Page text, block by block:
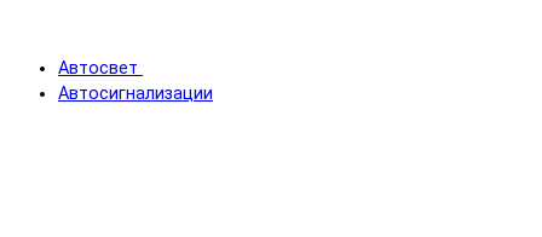
Автосвет
Автосигнализации